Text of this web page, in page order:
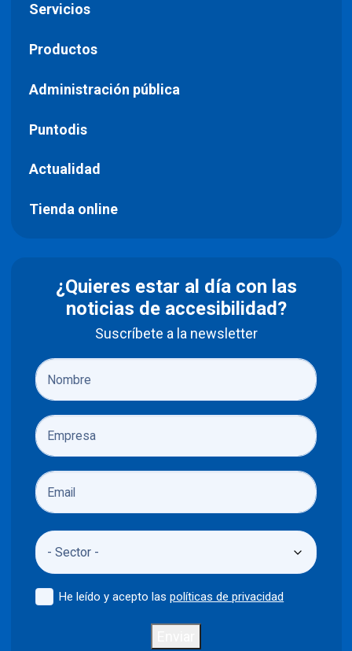
Servicios
Productos
Administración pública
Puntodis
Actualidad
Tienda online
¿Quieres estar al día con las
noticias de accesibilidad?
Suscríbete a la newsletter
He leído y acepto laspolíticas de privacidad